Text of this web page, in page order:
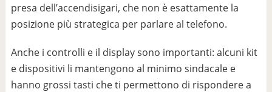
presa dell’accendisigari, che non è esattamente la
posizione più strategica per parlare al telefono.
Anche i controlli e il display sono importanti: alcuni kit
e dispositivi li mantengono al minimo sindacale e
hanno grossi tasti che ti permettono di rispondere a